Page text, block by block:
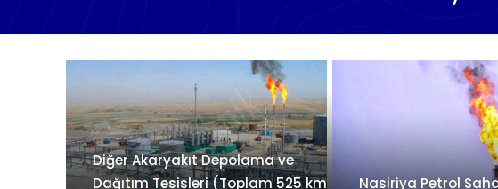
Diğer Akaryakıt Depolama ve
Dağıtım Tesisleri (Toplam 525 km
Nasiriya Petrol